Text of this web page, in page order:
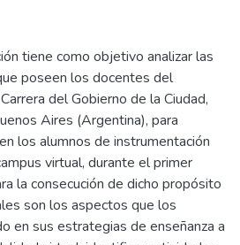
tiene como objetivo analizar las
poseen los docentes del
del Gobierno de la Ciudad,
Aires (Argentina), para
los alumnos de instrumentación
virtual, durante el primer
la consecución de dicho propósito
son los aspectos que los
en sus estrategias de enseñanza a